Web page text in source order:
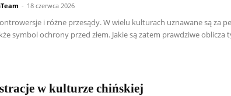
- 18 czerwca 2026
i różne przesądy. W wielu kulturach uznawane są za
symbol ochrony przed złem. Jakie są zatem prawdziwe oblicza
w kulturze chińskiej